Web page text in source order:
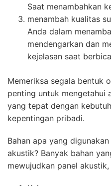
Saat menambahkan
menambah kualitas
Anda dalam
mendengarkan dan
kejelasan saat
Memeriksa segala bentuk
penting untuk mengetahui
yang tepat dengan
kepentingan pribadi.
Bahan apa yang
akustik? Banyak bahan
mewujudkan panel